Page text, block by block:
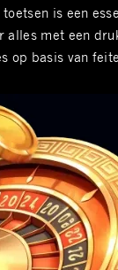
is een
alles met een
op basis van